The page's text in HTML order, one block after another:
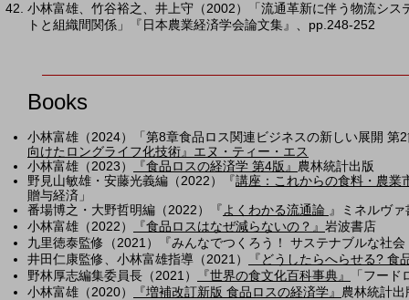
小林富雄、竹谷裕之、井上守（2002）「流通革新に伴う物流シ
トと組織間関係」『日本農業経済学会論文集』、pp.248-252
Books
小林富雄（2024）「第8章食品ロス関連ビジネスの新しい展開 第
向けたロングライフ化技術』エヌ・ティー・エス
小林富雄（2023）
『食品ロスの経済学 第4版 』 農林統計出版
野見山敏雄・安藤光義編 （2022） 『講座：これからの食料・農業
贈与経済」
番場博之・大野哲明編 （2022） 『よくわかる流通論 』ミネルヴ
小林富雄（2022）
『食品ロスはなぜ減らないの？​』 岩波書店
九里徳泰監修（2021）『みんなでつくろう！ サステナブルな社
井田仁康監修、小林富雄指導（2021）
『どうしたらへらせる?
野林厚志編集委員長（2021）
『世界の食文化百科事典』
「フード
小林富雄（2020）
『増補改訂新版 食品ロスの経済学』 農林統計出